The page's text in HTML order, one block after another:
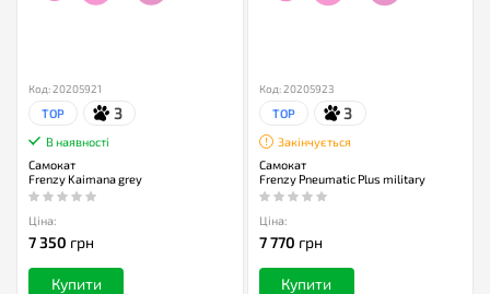
Код: 20205921
TOP 3
В наявності
Самокат
Frenzy Kaimana grey
Ціна:
7 350 грн
Купити
Код: 20205923
TOP 3
Закінчується
Самокат
Frenzy Pneumatic Plus military
Ціна:
7 770 грн
Купити